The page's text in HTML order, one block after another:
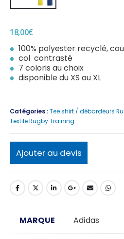
18,00€
100% polyester recyclé,
col contrasté
7 coloris au choix
disponible du XS au XL
Catégories :Tee shirt / débardeurs
Textile Rugby Training
Ajouter au devis
MARQUE Adidas